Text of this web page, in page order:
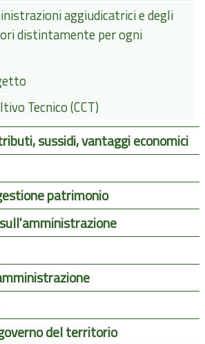
aggiudicatrici e degli
distintamente per ogni
Tecnico (CCT)
sussidi, vantaggi economici
patrimonio
del territorio